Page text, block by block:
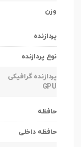
وزن
پردازنده
نوع پردازنده
پردازنده گرافیکی
GPU
حافظه
حافظه داخلی